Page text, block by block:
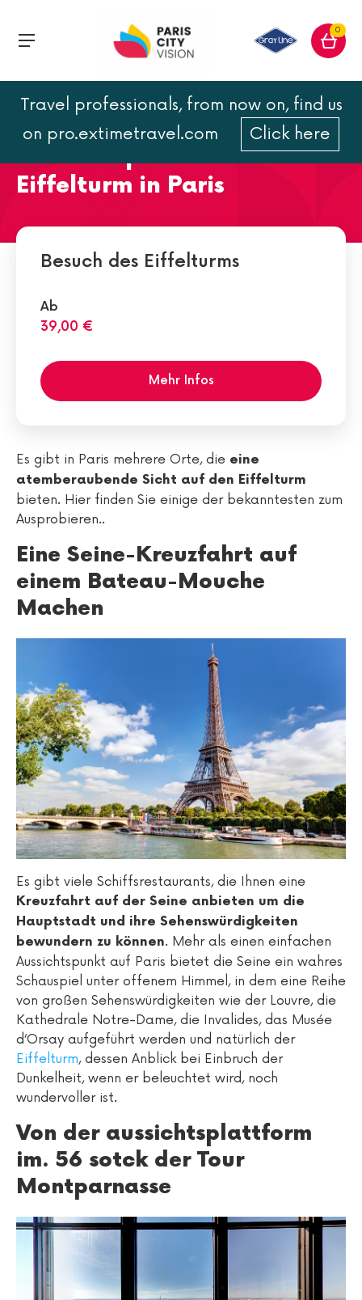
0
Travel professionals, from now on, find us
on pro.extimetravel.com
Click here
Entdecken Sie die besten
Aussichtspunkte auf den
Eiffelturm in Paris
Besuch des Eiffelturms
Ab
39,00 €
Mehr Infos
Es gibt in Paris mehrere Orte, die eine
atemberaubende Sicht auf den Eiffelturm
bieten. Hier finden Sie einige der bekanntesten zum
Ausprobieren..
Eine Seine-Kreuzfahrt auf
einem Bateau-Mouche
Machen
Es gibt viele Schiffsrestaurants, die Ihnen eine
Kreuzfahrt auf der Seine anbieten um die
Hauptstadt und ihre Sehenswürdigkeiten
bewundern zu können. Mehr als einen einfachen
Aussichtspunkt auf Paris bietet die Seine ein wahres
Schauspiel unter offenem Himmel, in dem eine Reihe
von großen Sehenswürdigkeiten wie der Louvre, die
Kathedrale Notre-Dame, die Invalides, das Musée
d‘Orsay aufgeführt werden und natürlich der
Eiffelturm, dessen Anblick bei Einbruch der
Dunkelheit, wenn er beleuchtet wird, noch
wundervoller ist.
Von der aussichtsplattform
im. 56 sotck der Tour
Montparnasse